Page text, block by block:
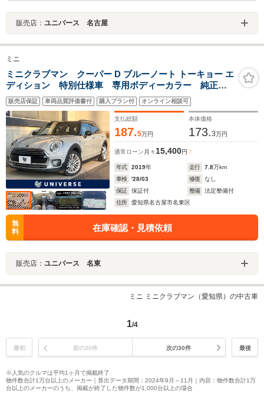
販売店： ユニバース 名古屋
ミニ
ミニクラブマン クーパー D ブルーノート トーキョー エ
ディション 特別仕様車 専用ボディーカラー 純正ナ
ビ Bluetooth バックカメラ レーダークルーズコント
ロール シートヒーター LEDヘッドライト オートラ
イト ETC デュアルオートエアコン
販売店保証 車両品質評価書付 購入プラン付 オンライン相談可
支払総額
187.5万円
本体価格
173.3万円
通常ローン 月々15,400円
年式 2019年 走行 7.8万km
車検
'28/03 修復
なし
保証
保証付 整備
法定整備付
住所
愛知県名古屋市名東区
無
料
在庫確認・見積依頼
販売店： ユニバース 名東
ミニ ミニクラブマン（愛知県）の中古車
1/4
最初 前の30件 次の30件 最後
※人気のクルマは平均1ヶ月で掲載終了
物件数合計1万台以上のメーカー｜算出データ期間：2024年9月～11月｜内容：物件数合計1万
台以上のメーカーのうち、掲載が終了した物件数が1,000台以上の場合